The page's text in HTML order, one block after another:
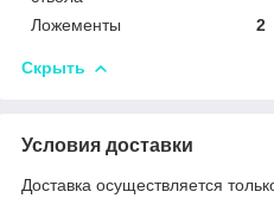
Ложементы 2
Скрыть
Условия доставки
Доставка осуществляется